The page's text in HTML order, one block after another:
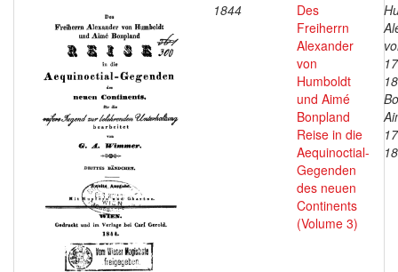
1844
Des
Freiherrn
Alexander
von
Humboldt
und Aimé
Bonpland
Reise in die
Aequinoctial-
Gegenden
des neuen
Continents
(Volume 3)